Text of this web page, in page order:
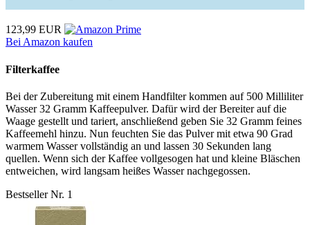
123,99 EUR
Bei Amazon kaufen
Filterkaffee
Bei der Zubereitung mit einem Handfilter kommen auf 500 Milliliter
Wasser 32 Gramm Kaffeepulver. Dafür wird der Bereiter auf die
Waage gestellt und tariert, anschließend geben Sie 32 Gramm feines
Kaffeemehl hinzu. Nun feuchten Sie das Pulver mit etwa 90 Grad
warmem Wasser vollständig an und lassen 30 Sekunden lang
quellen. Wenn sich der Kaffee vollgesogen hat und kleine Bläschen
entweichen, wird langsam heißes Wasser nachgegossen.
Bestseller Nr. 1